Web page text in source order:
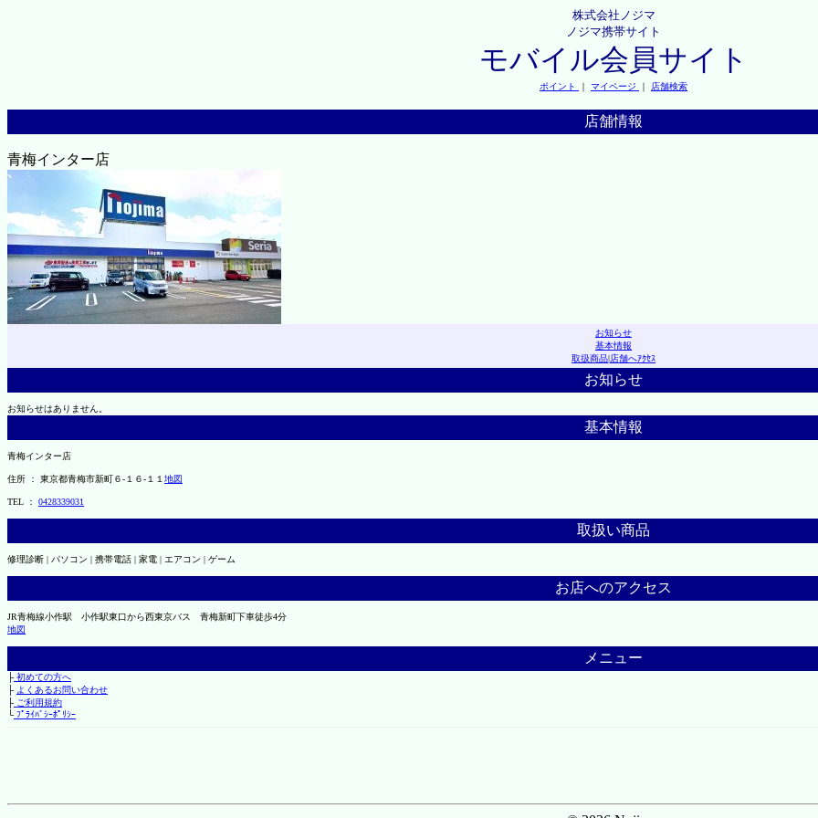
株式会社ノジマ
ノジマ携帯サイト
モバイル会員サイト
ポイント ｜ マイページ ｜ 店舗検索
店舗情報
青梅インター店
お知らせ
基本情報
取扱商品|店舗へｱｸｾｽ
お知らせ
お知らせはありません。
基本情報
青梅インター店
住所 ： 東京都青梅市新町６-１６-１１ 地図
TEL ： 0428339031
取扱い商品
修理診断 | パソコン | 携帯電話 | 家電 | エアコン | ゲーム
お店へのアクセス
JR青梅線小作駅 小作駅東口から西東京バス 青梅新町下車徒歩4分
地図
メニュー
├初めての方へ
├ よくあるお問い合わせ
├ご利用規約
└ﾌﾟﾗｲﾊﾞｼｰﾎﾟﾘｼｰ